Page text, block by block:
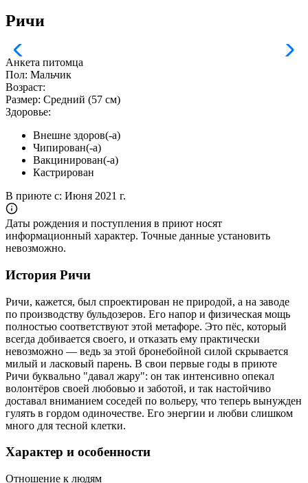
Ричи
Анкета питомца
Пол: Мальчик
Возраст:
Размер: Средний (57 см)
Здоровье:
Внешне здоров(-а)
Чипирован(-а)
Вакцинирован(-а)
Кастрирован
В приюте с: Июня 2021 г.
Даты рождения и поступления в приют носят
информационный характер. Точные данные установить
невозможно.
История Ричи
Ричи, кажется, был спроектирован не природой, а на заводе
по производству бульдозеров. Его напор и физическая мощь
полностью соответствуют этой метафоре. Это пёс, который
всегда добивается своего, и отказать ему практически
невозможно — ведь за этой бронебойной силой скрывается
милый и ласковый парень. В свои первые годы в приюте
Ричи буквально "давал жару": он так интенсивно опекал
волонтёров своей любовью и заботой, и так настойчиво
доставал вниманием соседей по вольеру, что теперь вынужден
гулять в гордом одиночестве. Его энергии и любви слишком
много для тесной клетки.
Характер и особенности
Отношение к людям